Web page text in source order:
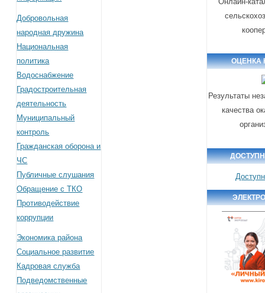
Добровольная
народная дружина
Национальная
политика
Водоснабжение
Градостроительная
деятельность
Муниципальный
контроль
Гражданская оборона и
ЧС
Публичные слушания
Обращение с ТКО
Противодействие
коррупции
Экономика района
Социальное развитие
Кадровая служба
Подведомственные
ОЦЕНКА
Результаты
качества